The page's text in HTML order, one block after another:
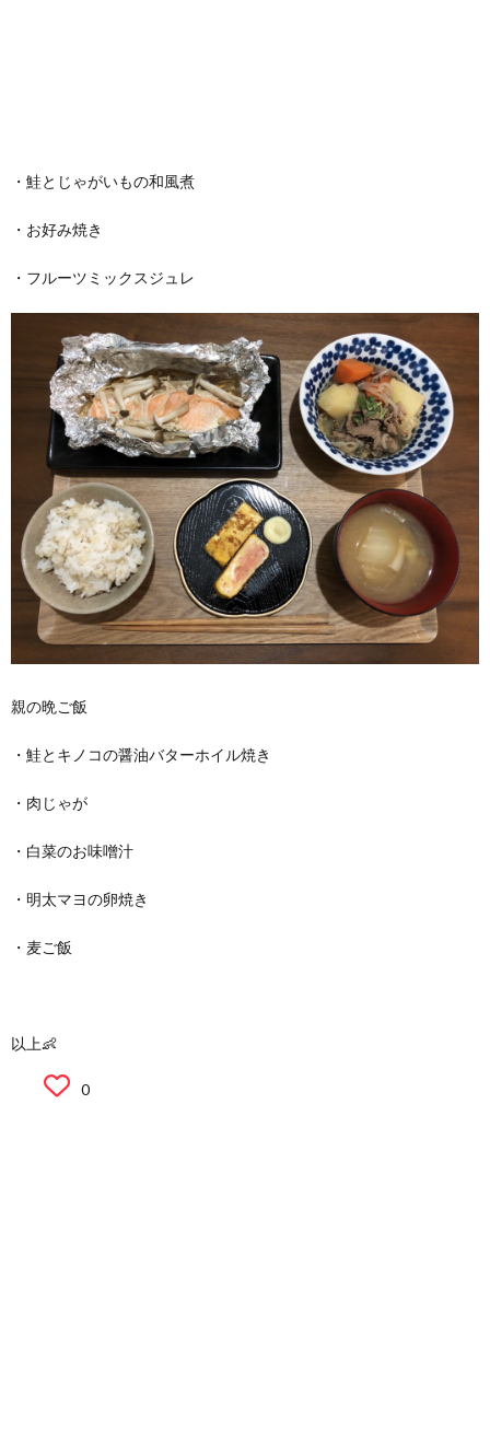
・鮭とじゃがいもの和風煮
・お好み焼き
・フルーツミックスジュレ
親の晩ご飯
・鮭とキノコの醤油バターホイル焼き
・肉じゃが
・白菜のお味噌汁
・明太マヨの卵焼き
・麦ご飯
以上👶
0